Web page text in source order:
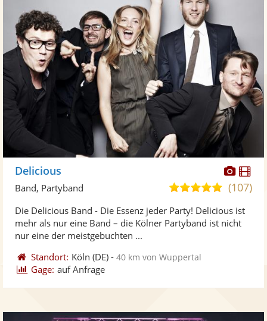
Fotos
Delicious
5,0
5
(107)
Band, Partyband
Die Delicious Band - Die Essenz jeder Party! Delicious ist
mehr als nur eine Band – die Kölner Partyband ist nicht
nur eine der meistgebuchten ...
Standort: Köln (DE) -40 km von Wuppertal
Gage: auf Anfrage